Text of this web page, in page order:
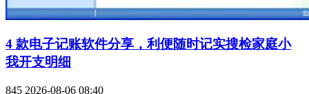
4 款电子记账软件分享，利便随时记实搜检家庭小
我开支明细
845 2026-08-06 08:40